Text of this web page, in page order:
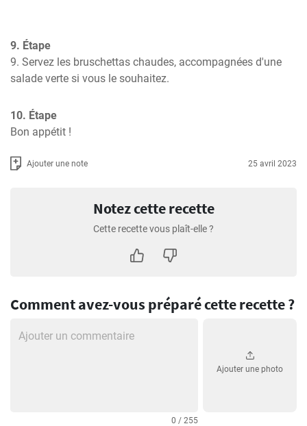
9. Étape
9. Servez les bruschettas chaudes, accompagnées d'une
salade verte si vous le souhaitez.
10. Étape
Bon appétit !
Ajouter une note 25 avril 2023
Notez cette recette
Cette recette vous plaît-elle ?
Comment avez-vous préparé cette recette ?
0 / 255
Ajouter une photo